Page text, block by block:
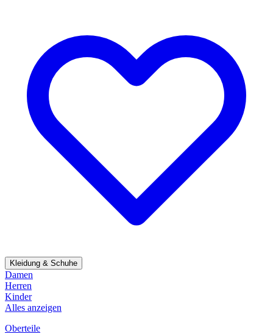
Kleidung & Schuhe
Damen
Herren
Kinder
Alles anzeigen
Oberteile